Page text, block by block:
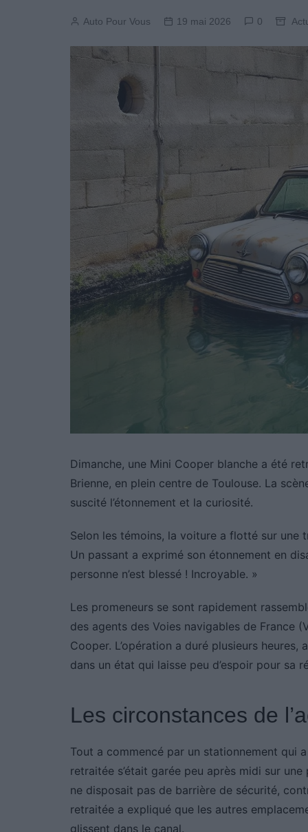
Auto Pour Vous 19 mai 2026 0
Dimanche, une Mini Cooper blanche a été
Brienne, en plein centre de Toulouse. La
suscité l’étonnement et la curiosité.
Selon les témoins, la voiture a flotté sur une
Un passant a exprimé son étonnement en
personne n’est blessé ! Incroyable. »
Les promeneurs se sont rapidement
des agents des Voies navigables de France
Cooper. L’opération a duré plusieurs
dans un état qui laisse peu d’espoir pour sa
Les circonstances de
Tout a commencé par un stationnement qui
retraitée s’était garée peu après midi sur
ne disposait pas de barrière de sécurité,
retraitée a expliqué que les autres
glissent dans le canal.